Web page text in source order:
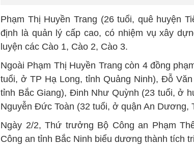
Phạm Thị Huyền Trang (26 tuổi, quê huyện
định là quản lý cấp cao, có nhiệm vụ xây
luyện các Cào 1, Cào 2, Cào 3.
Ngoài Phạm Thị Huyền Trang còn 4 đồng
tuổi, ở TP Hạ Long, tỉnh Quảng Ninh), Đỗ
tỉnh Bắc Giang), Đinh Như Quỳnh (23 tuổi, ở
Nguyễn Đức Toàn (32 tuổi, ở quận An Dương,
Ngày 2/2, Thứ trưởng Bộ Công an Phạm
Công an tỉnh Bắc Ninh biểu dương thành tích